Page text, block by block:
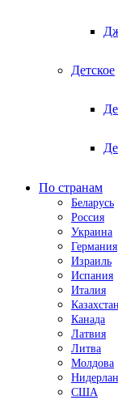
Детское
По странам
Беларусь
Россия
Украина
Германия
Израиль
Испания
Италия
Казахстан
Канада
Латвия
Литва
Молдова
США